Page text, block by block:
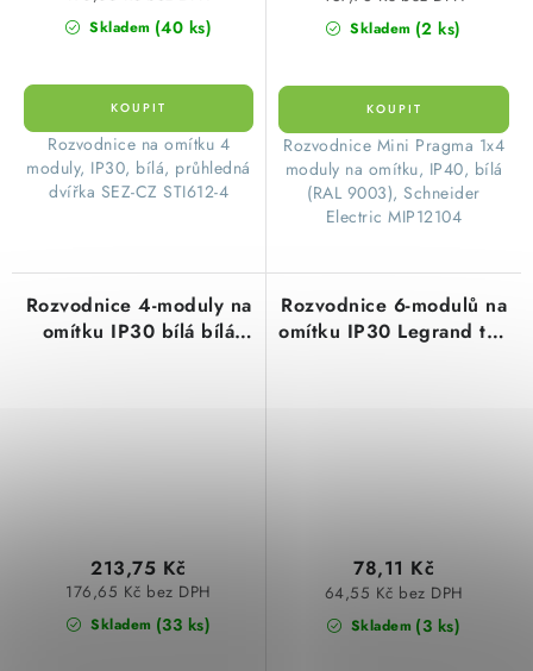
Skladem (40 ks)
​Rozvodnice na omítku 4
moduly, IP30, bílá, průhledná
dvířka SEZ-CZ STI612-4
Skladem (2 ks)
​Rozvodnice Mini Pragma 1x4
moduly na omítku, IP40, bílá
(RAL 9003), Schneider
Electric MIP12104
Rozvodnice 4-moduly na
omítku IP30 bílá bílá
Skladem (33 ks)
176,65 Kč bez DPH
213,75 Kč
Rozvodnice 6-modulů na
omítku IP30 Legrand typ
Skladem (3 ks)
64,55 Kč bez DPH
78,11 Kč